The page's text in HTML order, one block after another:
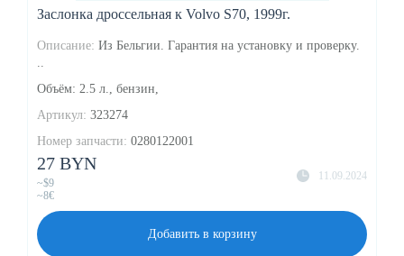
Заслонка дроссельная к Volvo S70, 1999г.
Описание: Из Бельгии. Гарантия на установку и проверку.
..
Объём: 2.5 л., бензин,
Артикул: 323274
Номер запчасти: 0280122001
11.09.2024
27 BYN
~$9
~8€
Добавить в корзину